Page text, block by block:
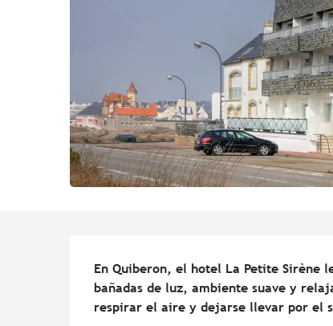
En Quiberon, el hotel La Petite Sirène
bañadas de luz, ambiente suave y
respirar el aire y dejarse llevar por el